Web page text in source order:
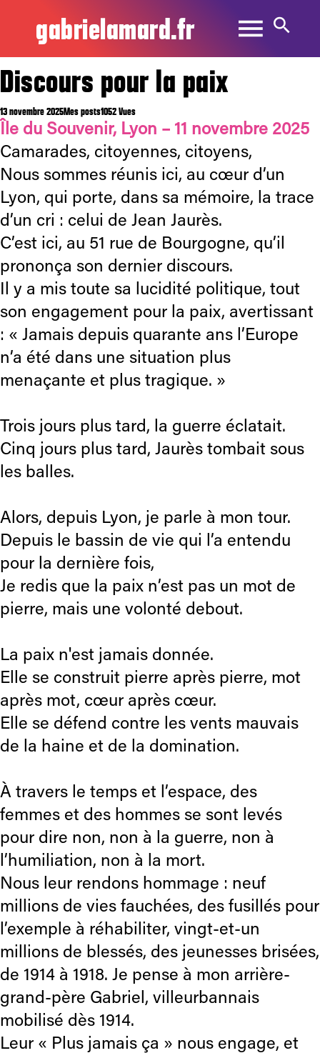
gabrielamard.fr
Discours pour la paix
13 novembre 2025Mes posts1052 Vues
Île du Souvenir, Lyon – 11 novembre 2025​
Camarades, citoyennes, citoyens,
Nous sommes réunis ici, au cœur d’un
Lyon, qui porte, dans sa mémoire, la trace
d’un cri : celui de Jean Jaurès.
C’est ici, au 51 rue de Bourgogne, qu’il
prononça son dernier discours.
Il y a mis toute sa lucidité politique, tout
son engagement pour la paix, avertissant
: « Jamais depuis quarante ans l’Europe
n’a été dans une situation plus
menaçante et plus tragique. »
Trois jours plus tard, la guerre éclatait.
Cinq jours plus tard, Jaurès tombait sous
les balles.
Alors, depuis Lyon, je parle à mon tour.
Depuis le bassin de vie qui l’a entendu
pour la dernière fois,
Je redis que la paix n’est pas un mot de
pierre, mais une volonté debout.
La paix n'est jamais donnée.
Elle se construit pierre après pierre, mot
après mot, cœur après cœur.
Elle se défend contre les vents mauvais
de la haine et de la domination.
À travers le temps et l’espace, des
femmes et des hommes se sont levés
pour dire non, non à la guerre, non à
l’humiliation, non à la mort.
Nous leur rendons hommage : neuf
millions de vies fauchées, des fusillés pour
l’exemple à réhabiliter, vingt-et-un
millions de blessés, des jeunesses brisées,
de 1914 à 1918. Je pense à mon arrière-
grand-père Gabriel, villeurbannais
mobilisé dès 1914.
Leur « Plus jamais ça » nous engage, et